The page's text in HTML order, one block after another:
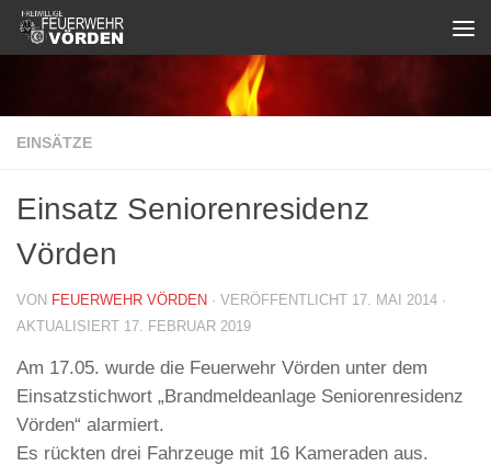
Zum Inhalt springen
EINSÄTZE
Einsatz Seniorenresidenz
Vörden
VON FEUERWEHR VÖRDEN · VERÖFFENTLICHT 17. MAI 2014 ·
AKTUALISIERT 17. FEBRUAR 2019
Am 17.05. wurde die Feuerwehr Vörden unter dem
Einsatzstichwort „Brandmeldeanlage Seniorenresidenz
Vörden“ alarmiert.
Es rückten drei Fahrzeuge mit 16 Kameraden aus.